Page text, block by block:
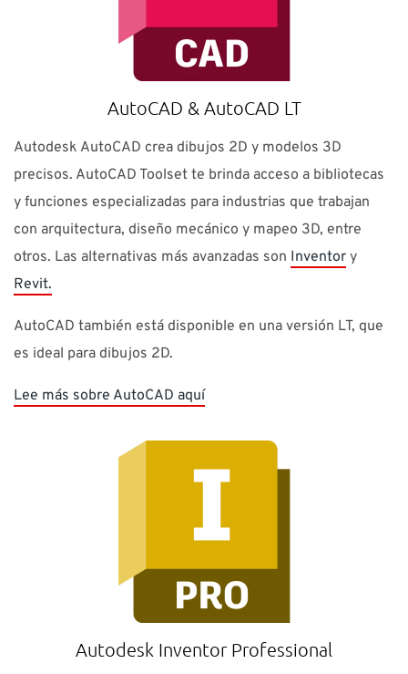
AutoCAD & AutoCAD LT
Autodesk AutoCAD crea dibujos 2D y modelos 3D
precisos. AutoCAD Toolset te brinda acceso a bibliotecas
y funciones especializadas para industrias que trabajan
con arquitectura, diseño mecánico y mapeo 3D, entre
otros. Las alternativas más avanzadas son Inventor y
Revit.
AutoCAD también está disponible en una versión LT, que
es ideal para dibujos 2D.
Lee más sobre AutoCAD aquí
Autodesk Inventor Professional